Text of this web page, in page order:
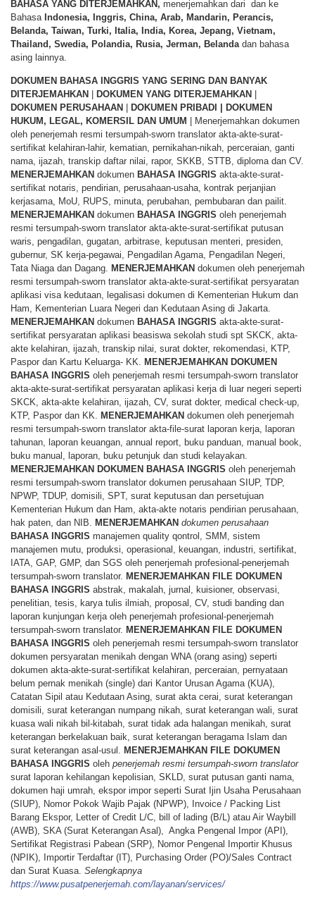
BAHASA YANG DITERJEMAHKAN, menerjemahkan dari dan ke
Bahasa Indonesia, Inggris, China, Arab, Mandarin, Perancis,
Belanda, Taiwan, Turki, Italia, India, Korea, Jepang, Vietnam,
Thailand, Swedia, Polandia, Rusia, Jerman, Belanda dan bahasa
asing lainnya.
DOKUMEN BAHASA INGGRIS YANG SERING DAN BANYAK
DITERJEMAHKAN
DOKUMEN YANG DITERJEMAHKAN
DOKUMEN PERUSAHAAN
DOKUMEN PRIBADI | DOKUMEN
HUKUM, LEGAL, KOMERSIL DAN UMUM
| Menerjemahkan dokumen
oleh penerjemah resmi tersumpah-sworn translator akta-akte-surat-
sertifikat kelahiran-lahir, kematian, pernikahan-nikah, perceraian, ganti
nama, ijazah, transkip daftar nilai, rapor, SKKB, STTB, diploma dan CV.
MENERJEMAHKAN dokumen BAHASA INGGRIS akta-akte-surat-
sertifikat notaris, pendirian, perusahaan-usaha, kontrak perjanjian
kerjasama, MoU, RUPS, minuta, perubahan, pembubaran dan pailit.
MENERJEMAHKAN dokumen BAHASA INGGRIS oleh penerjemah
resmi tersumpah-sworn translator akta-akte-surat-sertifikat putusan
waris, pengadilan, gugatan, arbitrase, keputusan menteri, presiden,
gubernur, SK kerja-pegawai, Pengadilan Agama, Pengadilan Negeri,
Tata Niaga dan Dagang. MENERJEMAHKAN dokumen oleh penerjemah
resmi tersumpah-sworn translator akta-akte-surat-sertifikat persyaratan
aplikasi visa kedutaan, legalisasi dokumen di Kementerian Hukum dan
Ham, Kementerian Luara Negeri dan Kedutaan Asing di Jakarta.
MENERJEMAHKAN dokumen BAHASA INGGRIS akta-akte-surat-
sertifikat persyaratan aplikasi beasiswa sekolah studi spt SKCK, akta-
akte kelahiran, ijazah, transkip nilai, surat dokter, rekomendasi, KTP,
Paspor dan Kartu Keluarga- KK. MENERJEMAHKAN DOKUMEN
BAHASA
INGGRIS oleh penerjemah resmi tersumpah-sworn translator
akta-akte-surat-sertifikat persyaratan aplikasi kerja di luar negeri seperti
SKCK, akta-akte kelahiran, ijazah, CV, surat dokter, medical check-up,
KTP, Paspor dan KK. MENERJEMAHKAN dokumen oleh penerjemah
resmi tersumpah-sworn translator akta-file-surat laporan kerja, laporan
tahunan, laporan keuangan, annual report, buku panduan, manual book,
buku manual, laporan, buku petunjuk dan studi kelayakan.
MENERJEMAHKAN DOKUMEN BAHASA INGGRIS oleh penerjemah
resmi tersumpah-sworn translator dokumen perusahaan SIUP, TDP,
NPWP, TDUP, domisili, SPT, surat keputusan dan persetujuan
Kementerian Hukum dan Ham, akta-akte notaris pendirian perusahaan,
hak paten, dan NIB. MENERJEMAHKAN dokumen perusahaan
BAHASA
INGGRIS manajemen quality qontrol, SMM, sistem
manajemen mutu, produksi, operasional, keuangan, industri, sertifikat,
IATA, GAP, GMP, dan SGS oleh penerjemah profesional-penerjemah
tersumpah-sworn translator. MENERJEMAHKAN FILE DOKUMEN
BAHASA
INGGRIS abstrak, makalah, jurnal, kuisioner, observasi,
penelitian, tesis, karya tulis ilmiah, proposal, CV, studi banding dan
laporan kunjungan kerja oleh penerjemah profesional-penerjemah
tersumpah-sworn translator. MENERJEMAHKAN FILE DOKUMEN
BAHASA
INGGRIS oleh penerjemah resmi tersumpah-sworn translator
dokumen persyaratan menikah dengan WNA (orang asing) seperti
dokumen akta-akte-surat-sertifikat kelahiran, perceraian, pernyataan
belum pernak menikah (single) dari Kantor Urusan Agama (KUA),
Catatan Sipil atau Kedutaan Asing, surat akta cerai, surat keterangan
domisili, surat keterangan numpang nikah, surat keterangan wali, surat
kuasa wali nikah bil-kitabah, surat tidak ada halangan menikah, surat
keterangan berkelakuan baik, surat keterangan beragama Islam dan
surat keterangan asal-usul. MENERJEMAHKAN FILE DOKUMEN
BAHASA
INGGRIS oleh penerjemah resmi tersumpah-sworn translator
surat laporan kehilangan kepolisian, SKLD, surat putusan ganti nama,
dokumen haji umrah, ekspor impor seperti Surat Ijin Usaha Perusahaan
(SIUP), Nomor Pokok Wajib Pajak (NPWP), Invoice / Packing List
Barang Ekspor, Letter of Credit L/C, bill of lading (B/L) atau Air Waybill
(AWB), SKA (Surat Keterangan Asal), Angka Pengenal Impor (API),
Sertifikat Registrasi Pabean (SRP), Nomor Pengenal Importir Khusus
(NPIK), Importir Terdaftar (IT), Purchasing Order (PO)/Sales Contract
dan Surat Kuasa. Selengkapnya
https://www.pusatpenerjemah.com/layanan/services/